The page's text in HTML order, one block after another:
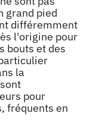
grand pied
différemment
l'origine pour
bouts et des
la
pour
fréquents en